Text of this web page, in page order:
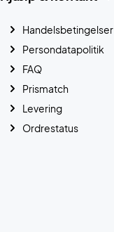
Handelsbetingelser
Persondatapolitik
FAQ
Prismatch
Levering
Ordrestatus